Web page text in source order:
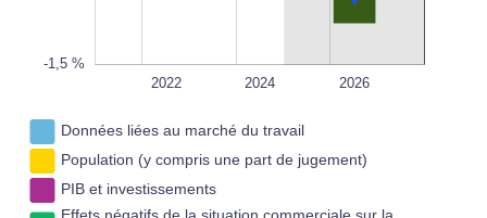
-1,5 %
L
2022 2024 2026
Données liées au marché du travail
Population (y compris une part de jugement)
PIB et investissements